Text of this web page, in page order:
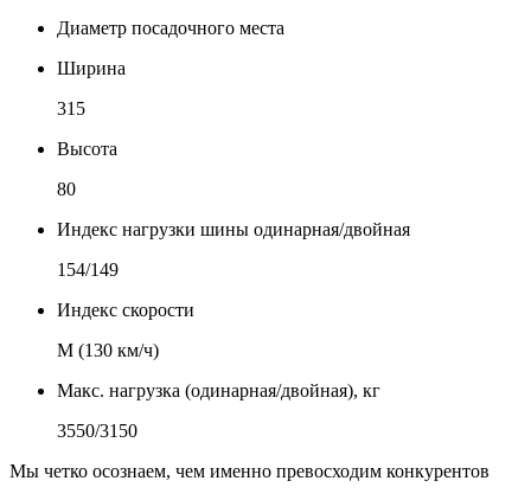
Диаметр посадочного места
Ширина
315
Высота
80
Индекс нагрузки шины одинарная/двойная
154/149
Индекс скорости
М (130 км/ч)
Макс. нагрузка (одинарная/двойная), кг
3550/3150
Мы четко осознаем, чем именно превосходим конкурентов